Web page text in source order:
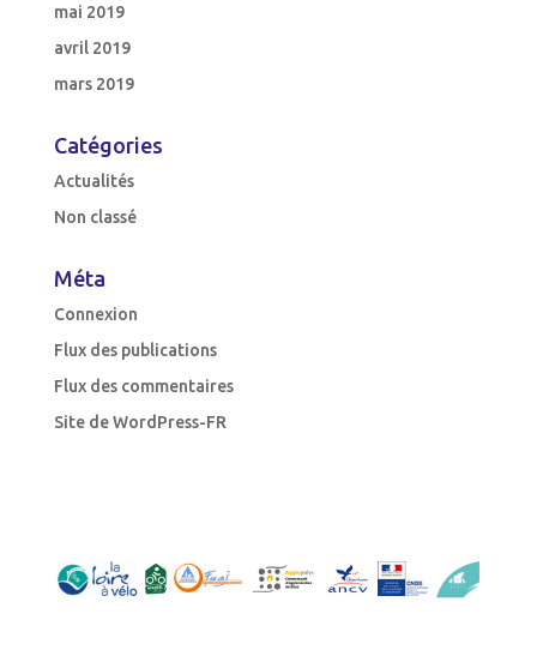
mai 2019
avril 2019
mars 2019
Catégories
Actualités
Non classé
Méta
Connexion
Flux des publications
Flux des commentaires
Site de WordPress-FR